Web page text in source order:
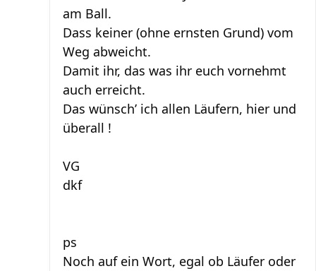
am Ball.
Dass keiner (ohne ernsten Grund) vom
Weg abweicht.
Damit ihr, das was ihr euch vornehmt
auch erreicht.
Das wünsch’ ich allen Läufern, hier und
überall !
VG
dkf
ps
Noch auf ein Wort, egal ob Läufer oder